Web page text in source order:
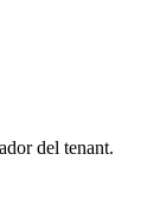
del tenant.